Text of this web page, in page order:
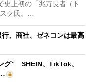
上初の「兆万長者（ト
スク氏。…
行、商社、ゼネコンは最高
グ” SHEIN、TikTok、